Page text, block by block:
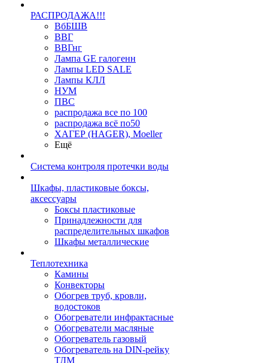
РАСПРОДАЖА!!!
ВбБШВ
ВВГ
ВВГнг
Лампа GE галогенн
Лампы LED SALE
Лампы КЛЛ
НУМ
ПВС
распродажа все по 100
распродажа всё по50
ХАГЕР (HAGER), Moeller
Ещё
Система контроля протечки воды
Шкафы, пластиковые боксы,
аксессуары
Боксы пластиковые
Принадлежности для
распределительных шкафов
Шкафы металлические
Теплотехника
Камины
Конвекторы
Обогрев труб, кровли,
водостоков
Обогреватели инфрактасные
Обогреватели масляные
Обогреватель газовый
Обогреватель на DIN-рейку
ТДМ